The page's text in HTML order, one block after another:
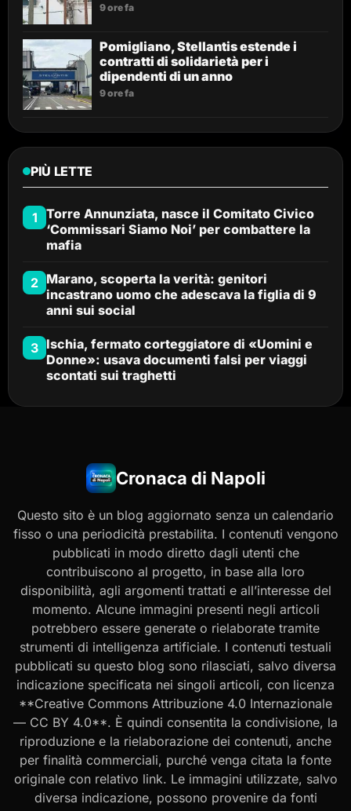
9 ore fa
Pomigliano, Stellantis estende i
contratti di solidarietà per i
dipendenti di un anno
9 ore fa
PIÙ LETTE
1 Torre Annunziata, nasce il Comitato Civico
‘Commissari Siamo Noi’ per combattere la
mafia
2 Marano, scoperta la verità: genitori
incastrano uomo che adescava la figlia di 9
anni sui social
3 Ischia, fermato corteggiatore di «Uomini e
Donne»: usava documenti falsi per viaggi
scontati sui traghetti
Cronaca di Napoli
Questo sito è un blog aggiornato senza un calendario
fisso o una periodicità prestabilita. I contenuti vengono
pubblicati in modo diretto dagli utenti che
contribuiscono al progetto, in base alla loro
disponibilità, agli argomenti trattati e all’interesse del
momento. Alcune immagini presenti negli articoli
potrebbero essere generate o rielaborate tramite
strumenti di intelligenza artificiale. I contenuti testuali
pubblicati su questo blog sono rilasciati, salvo diversa
indicazione specificata nei singoli articoli, con licenza
**Creative Commons Attribuzione 4.0 Internazionale
— CC BY 4.0**. È quindi consentita la condivisione, la
riproduzione e la rielaborazione dei contenuti, anche
per finalità commerciali, purché venga citata la fonte
originale con relativo link. Le immagini utilizzate, salvo
diversa indicazione, possono provenire da fonti